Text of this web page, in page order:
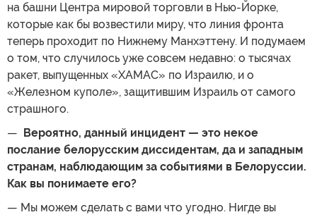
на башни Центра мировой торговли в Нью-Йорке,
которые как бы возвестили миру, что линия фронта
теперь проходит по Нижнему Манхэттену. И подумаем
о том, что случилось уже совсем недавно: о тысячах
ракет, выпущенных «ХАМАС» по Израилю, и о
«Железном куполе», защитившим Израиль от самого
страшного.
— Вероятно, данный инцидент — это некое
послание белорусским диссидентам, да и западным
странам, наблюдающим за событиями в Белоруссии.
Как вы понимаете его?
— Мы можем сделать с вами что угодно. Нигде вы